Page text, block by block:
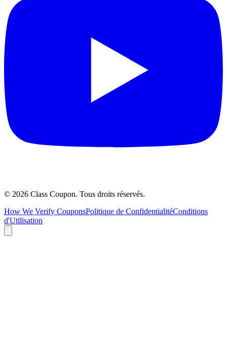
© 2026 Class Coupon. Tous droits réservés.
How We Verify CouponsPolitique de ConfidentialitéConditions
d'Utilisation